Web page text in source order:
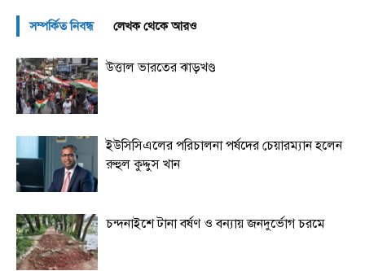
সম্পর্কিত নিবন্ধ লেখক থেকে আরও
উত্তাল ভারতের ঝাড়খণ্ড
ইউসিসিএলের পরিচালনা পর্ষদের চেয়ারম্যান হলেন
রুহুল কুদ্দুস খান
চন্দনাইশে টানা বর্ষণ ও বন্যায় জনদুর্ভোগ চরমে